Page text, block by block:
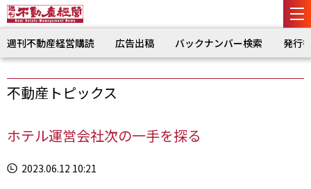
週刊不動産経営購読 広告出稿 バックナンバー検索 発行
不動産トピックス
ホテル運営会社次の一手を探る
2023.06.12 10:21